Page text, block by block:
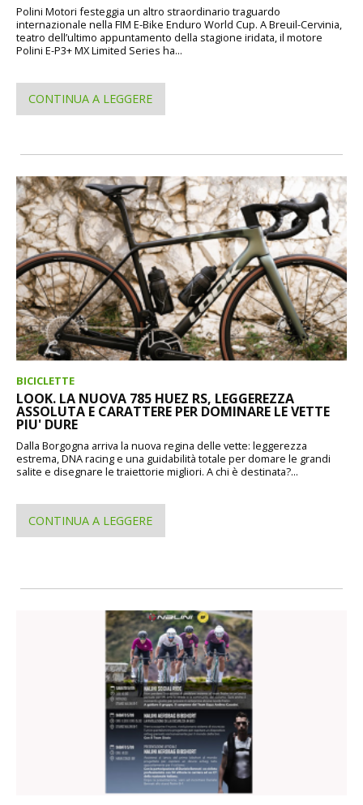
Polini Motori festeggia un altro straordinario traguardo
internazionale nella FIM E-Bike Enduro World Cup. A Breuil-Cervinia,
teatro dell’ultimo appuntamento della stagione iridata, il motore
Polini E-P3+ MX Limited Series ha...
CONTINUA A LEGGERE
BICICLETTE
LOOK. LA NUOVA 785 HUEZ RS, LEGGEREZZA
ASSOLUTA E CARATTERE PER DOMINARE LE VETTE
PIU' DURE
Dalla Borgogna arriva la nuova regina delle vette: leggerezza
estrema, DNA racing e una guidabilità totale per domare le grandi
salite e disegnare le traiettorie migliori. A chi è destinata?...
CONTINUA A LEGGERE